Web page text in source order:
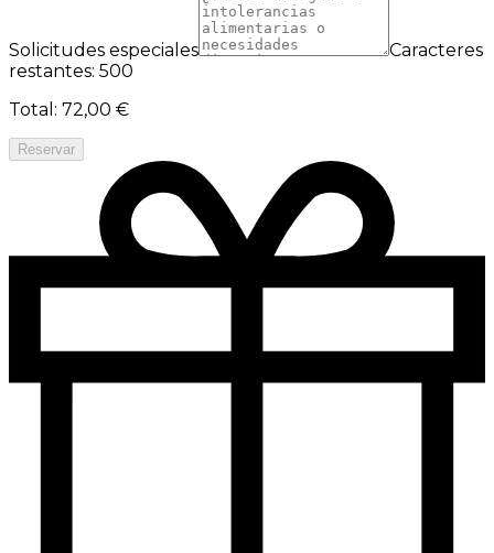
Solicitudes especiales
Caracteres
restantes: 500
Total : 72,00 €
Reservar